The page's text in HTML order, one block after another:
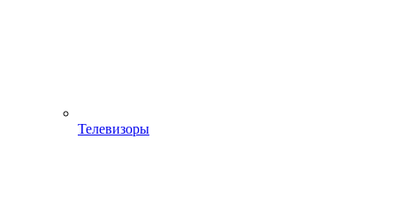
Телевизоры